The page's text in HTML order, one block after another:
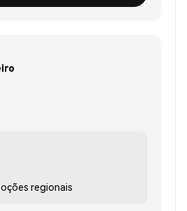
regionais